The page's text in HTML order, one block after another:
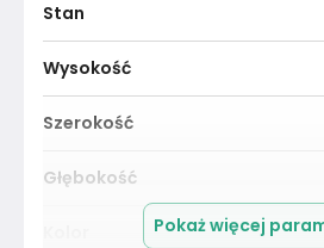
Stan
Wysokość
Szerokość
Głębokość
Pokaż więcej